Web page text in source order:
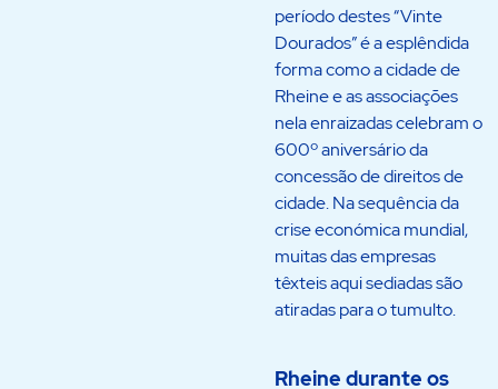
período destes “Vinte
Dourados” é a esplêndida
forma como a cidade de
Rheine e as associações
nela enraizadas celebram o
600º aniversário da
concessão de direitos de
cidade. Na sequência da
crise económica mundial,
muitas das empresas
têxteis aqui sediadas são
atiradas para o tumulto.
Rheine durante os